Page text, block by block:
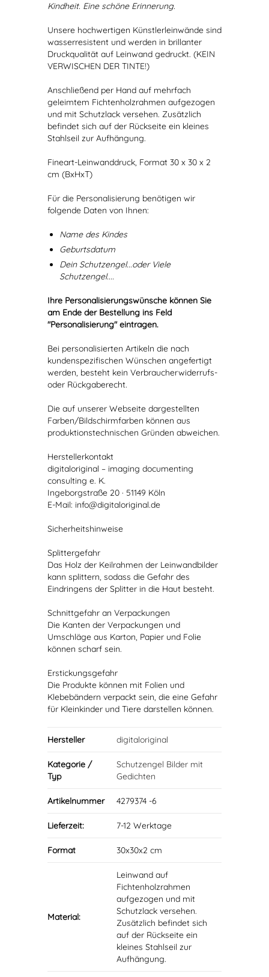
Kindheit. Eine schöne Erinnerung.
Unsere hochwertigen Künstlerleinwände sind
wasserresistent und werden in brillanter
Druckqualität auf Leinwand gedruckt. (KEIN
VERWISCHEN DER TINTE!)
Anschließend per Hand auf mehrfach
geleimtem Fichtenholzrahmen aufgezogen
und mit Schutzlack versehen. Zusätzlich
befindet sich auf der Rückseite ein kleines
Stahlseil zur Aufhängung.
Fineart-Leinwanddruck, Format 30 x 30 x 2
cm (BxHxT)
Für die Personalisierung benötigen wir
folgende Daten von Ihnen:
Name des Kindes
Geburtsdatum
Dein Schutzengel...oder Viele
Schutzengel....
Ihre Personalisierungswünsche können Sie
am Ende der Bestellung ins Feld
"Personalisierung" eintragen.
Bei personalisierten Artikeln die nach
kundenspezifischen Wünschen angefertigt
werden, besteht kein Verbraucherwiderrufs-
oder Rückgaberecht.
Die auf unserer Webseite dargestellten
Farben/Bildschirmfarben können aus
produktionstechnischen Gründen abweichen.
Herstellerkontakt
digitaloriginal – imaging documenting
consulting e. K.
Ingeborgstraße 20 · 51149 Köln
E-Mail: info@digitaloriginal.de
Sicherheitshinweise
Splittergefahr
Das Holz der Keilrahmen der Leinwandbilder
kann splittern, sodass die Gefahr des
Eindringens der Splitter in die Haut besteht.
Schnittgefahr an Verpackungen
Die Kanten der Verpackungen und
Umschläge aus Karton, Papier und Folie
können scharf sein.
Erstickungsgefahr
Die Produkte können mit Folien und
Klebebändern verpackt sein, die eine Gefahr
für Kleinkinder und Tiere darstellen können.
Hersteller digitaloriginal
Kategorie /
Typ
Schutzengel Bilder mit
Gedichten
Artikelnummer 4279374 -6
Lieferzeit: 7-12 Werktage
Format 30x30x2 cm
Material:
Leinwand auf
Fichtenholzrahmen
aufgezogen und mit
Schutzlack versehen.
Zusätzlich befindet sich
auf der Rückseite ein
kleines Stahlseil zur
Aufhängung.